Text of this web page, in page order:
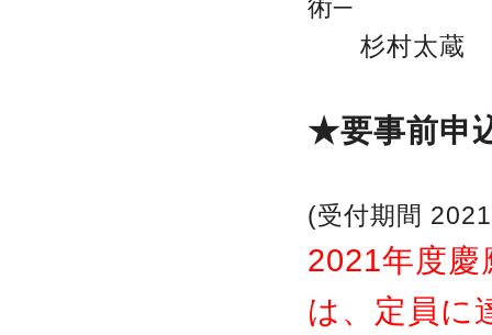
術─
杉村太蔵 元
★要事前申
(受付期間
2021年度
は、定員に